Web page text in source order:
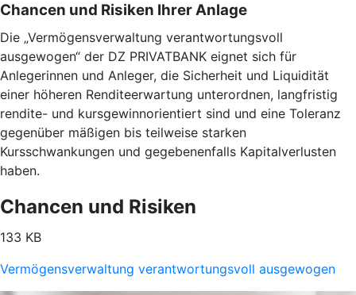
Chancen und Risiken Ihrer Anlage
Die „Vermögensverwaltung verantwortungsvoll
ausgewogen“ der DZ PRIVATBANK eignet sich für
Anlegerinnen und Anleger, die Sicherheit und Liquidität
einer höheren Renditeerwartung unterordnen, langfristig
rendite- und kursgewinnorientiert sind und eine Toleranz
gegenüber mäßigen bis teilweise starken
Kursschwankungen und gegebenenfalls Kapitalverlusten
haben.
Chancen und Risiken
133 KB
Vermögensverwaltung verantwortungsvoll ausgewogen